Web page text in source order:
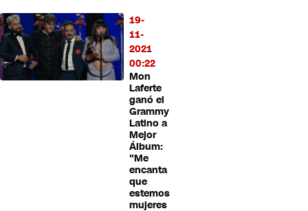
19-
11-
2021
00:22
Mon
Laferte
ganó el
Grammy
Latino a
Mejor
Álbum:
"Me
encanta
que
estemos
mujeres